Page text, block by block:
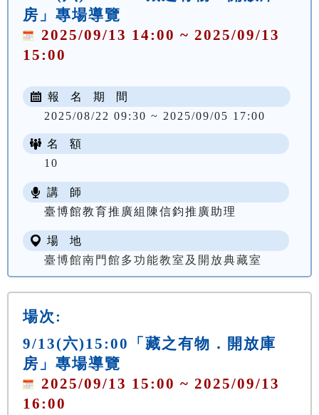
房」專場導覽
2025/09/13 14:00 ~ 2025/09/13
15:00
報 名 期 間
2025/08/22 09:30 ~ 2025/09/05 17:00
名 額
10
講 師
臺博館教育推廣組陳信鈞推廣助理
場 地
臺博館南門館多功能教室及開放典藏室
場次:
9/13(六)15:00「藏之有物．開放庫
房」專場導覽
2025/09/13 15:00 ~ 2025/09/13
16:00